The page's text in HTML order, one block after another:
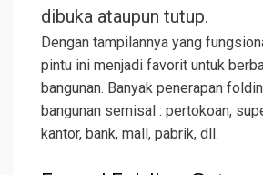
dibuka ataupun tutup.
Dengan tampilannya yang
pintu ini menjadi favorit untuk
bangunan. Banyak penerapan
bangunan semisal : pertokoan,
kantor, bank, mall, pabrik, dll.